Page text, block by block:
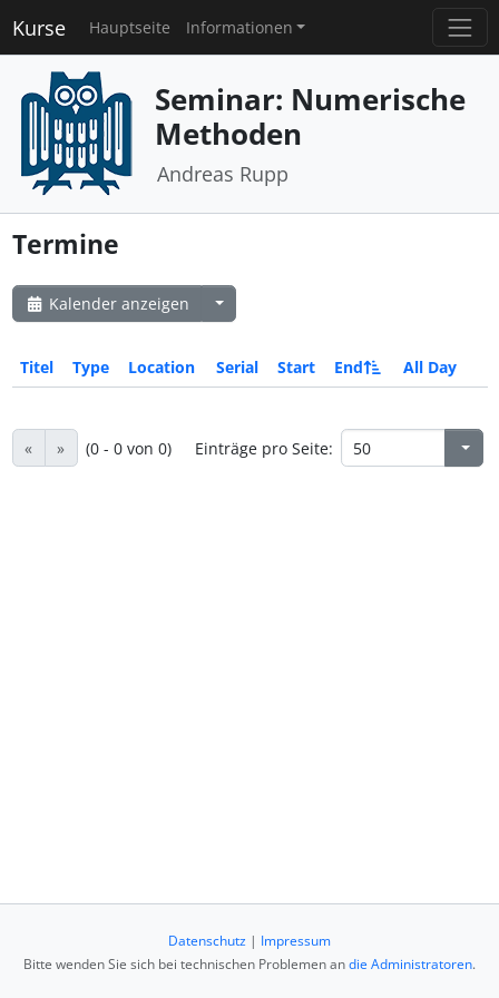
Kurse Hauptseite Informationen
Seminar: Numerische
Methoden
Andreas Rupp
Termine
Kalender anzeigen
Titel Type Location Serial Start End All Day
« » (0 - 0 von 0) Einträge pro Seite:
Datenschutz | Impressum
Bitte wenden Sie sich bei technischen Problemen andie Administratoren.